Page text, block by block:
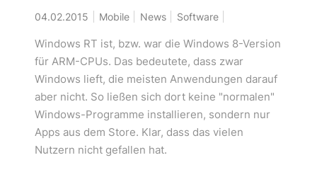
04.02.2015 Mobile News Software
Windows RT ist, bzw. war die Windows 8-Version
für ARM-CPUs. Das bedeutete, dass zwar
Windows lieft, die meisten Anwendungen darauf
aber nicht. So ließen sich dort keine "normalen"
Windows-Programme installieren, sondern nur
Apps aus dem Store. Klar, dass das vielen
Nutzern nicht gefallen hat.